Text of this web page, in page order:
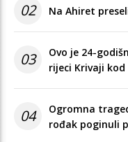
02 Na Ahiret
03
Ovo je 24-
rijeci Krivaji kod
04
Ogromna
rođak poginuli